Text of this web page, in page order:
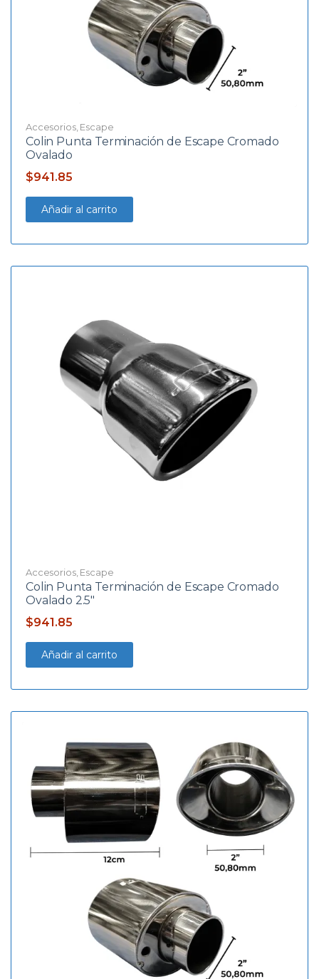
Accesorios, Escape
Colin Punta Terminación de Escape Cromado
Ovalado
$941.85
Añadir al carrito
Accesorios, Escape
Colin Punta Terminación de Escape Cromado
Ovalado 2.5″
$941.85
Añadir al carrito